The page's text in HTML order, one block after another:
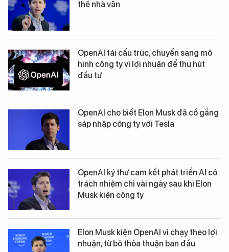
thế nhà văn
OpenAI tái cấu trúc, chuyển sang mô
hình công ty vì lợi nhuận để thu hút
đầu tư
OpenAI cho biết Elon Musk đã cố gắng
sáp nhập công ty với Tesla
OpenAI ký thư cam kết phát triển AI có
trách nhiệm chỉ vài ngày sau khi Elon
Musk kiện công ty
Elon Musk kiện OpenAI vì chạy theo lợi
nhuận, từ bỏ thỏa thuận ban đầu